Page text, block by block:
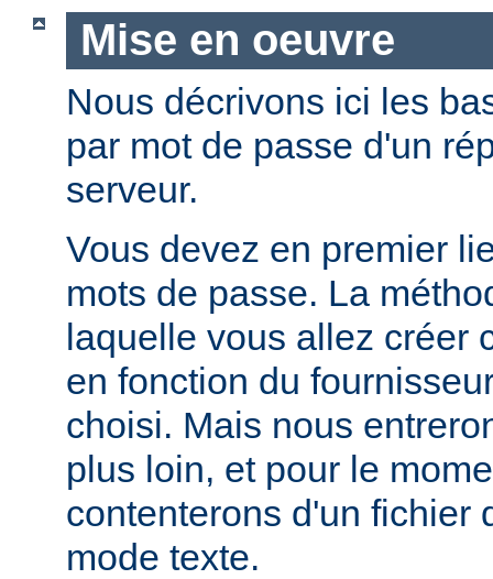
Mise en oeuvre
Nous décrivons ici les
par mot de passe d'un
serveur.
Vous devez en premier
mots de passe. La
laquelle vous allez créer
en fonction du
choisi. Mais nous
plus loin, et pour le
contenterons d'un fichier
mode texte.